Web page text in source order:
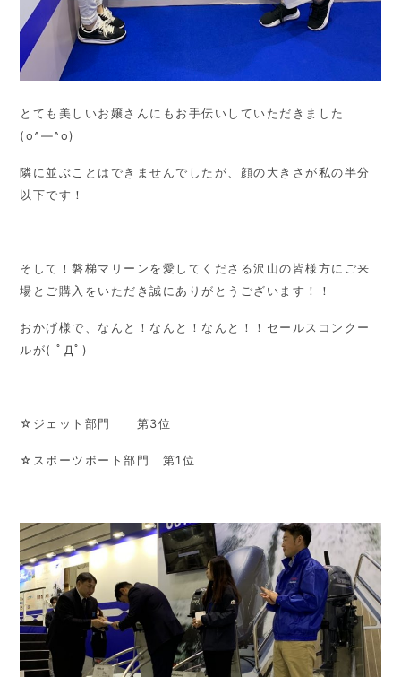
とても美しいお嬢さんにもお手伝いしていただきました
(o^―^o)
隣に並ぶことはできませんでしたが、顔の大きさが私の半分
以下です！
そして！磐梯マリーンを愛してくださる沢山の皆様方にご来
場とご購入をいただき誠にありがとうございます！！
おかげ様で、なんと！なんと！なんと！！セールスコンクー
ルが( ﾟДﾟ)
☆ジェット部門 第3位
☆スポーツボート部門 第1位